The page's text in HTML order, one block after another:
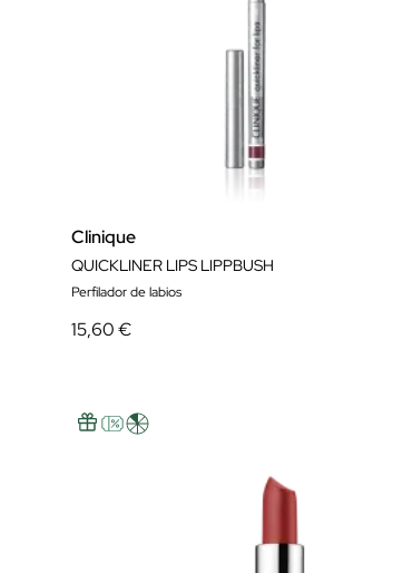
Clinique
QUICKLINER LIPS LIPPBUSH
Perfilador de labios
15,60 €